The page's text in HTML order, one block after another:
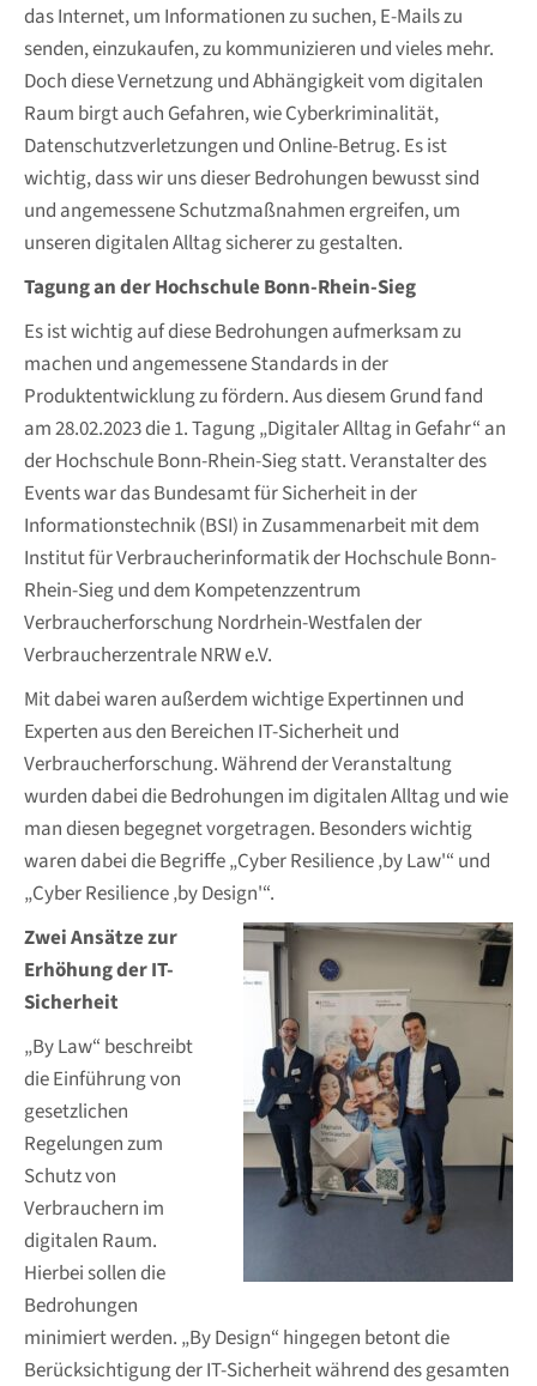
das Internet, um Informationen zu suchen, E-Mails zu
senden, einzukaufen, zu kommunizieren und vieles mehr.
Doch diese Vernetzung und Abhängigkeit vom digitalen
Raum birgt auch Gefahren, wie Cyberkriminalität,
Datenschutzverletzungen und Online-Betrug. Es ist
wichtig, dass wir uns dieser Bedrohungen bewusst sind
und angemessene Schutzmaßnahmen ergreifen, um
unseren digitalen Alltag sicherer zu gestalten.
Tagung an der Hochschule Bonn-Rhein-Sieg
Es ist wichtig auf diese Bedrohungen aufmerksam zu
machen und angemessene Standards in der
Produktentwicklung zu fördern. Aus diesem Grund fand
am 28.02.2023 die 1. Tagung „Digitaler Alltag in Gefahr“ an
der Hochschule Bonn-Rhein-Sieg statt. Veranstalter des
Events war das Bundesamt für Sicherheit in der
Informationstechnik (BSI) in Zusammenarbeit mit dem
Institut für Verbraucherinformatik der Hochschule Bonn-
Rhein-Sieg und dem Kompetenzzentrum
Verbraucherforschung Nordrhein-Westfalen der
Verbraucherzentrale NRW e.V.
Mit dabei waren außerdem wichtige Expertinnen und
Experten aus den Bereichen IT-Sicherheit und
Verbraucherforschung. Während der Veranstaltung
wurden dabei die Bedrohungen im digitalen Alltag und wie
man diesen begegnet vorgetragen. Besonders wichtig
waren dabei die Begriffe „Cyber Resilience ‚by Law'“ und
„Cyber Resilience ‚by Design'“.
Zwei Ansätze zur
Erhöhung der IT-
Sicherheit
„By Law“ beschreibt
die Einführung von
gesetzlichen
Regelungen zum
Schutz von
Verbrauchern im
digitalen Raum.
Hierbei sollen die
Bedrohungen
minimiert werden. „By Design“ hingegen betont die
Berücksichtigung der IT-Sicherheit während des gesamten